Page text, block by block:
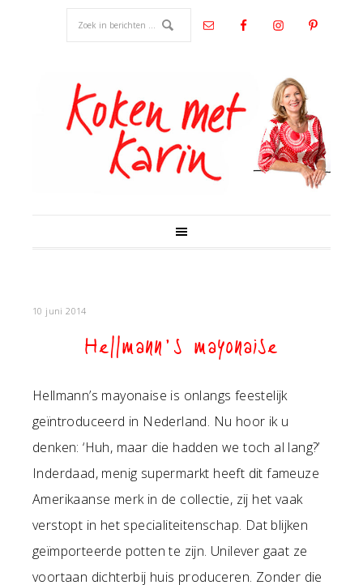
10 juni 2014
Hellmann’s mayonaise
Hellmann’s mayonaise is onlangs feestelijk
geïntroduceerd in Nederland. Nu hoor ik u
denken: ‘Huh, maar die hadden we toch al lang?’
Inderdaad, menig supermarkt heeft dit fameuze
Amerikaanse merk in de collectie, zij het vaak
verstopt in het specialiteitenschap. Dat blijken
geïmporteerde potten te zijn. Unilever gaat ze
voortaan dichterbij huis produceren. Zonder die